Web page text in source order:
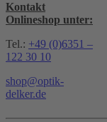
Kontakt
Onlineshop unter:
Tel.: +49 (0)6351 –
122 30 10
shop@optik-
delker.de